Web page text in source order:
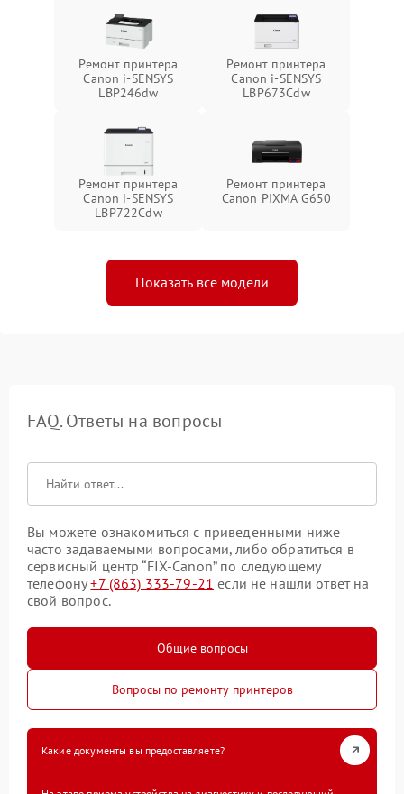
Ремонт принтера
Canon i-SENSYS
LBP246dw
Ремонт принтера
Canon i-SENSYS
LBP673Cdw
Ремонт принтера
Canon i-SENSYS
LBP722Cdw
Ремонт принтера
Canon PIXMA G650
Показать все модели
FAQ. Ответы на вопросы
Вы можете ознакомиться с приведенными ниже
часто задаваемыми вопросами, либо обратиться в
сервисный центр “FIX-Canon” по следующему
телефону+7 (863) 333-79-21 если не нашли ответ на
свой вопрос.
Общие вопросы
Вопросы по ремонту принтеров
Какие документы вы предоставляете?